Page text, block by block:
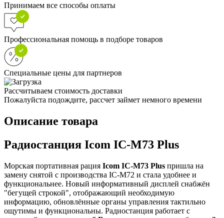
Принимаем все способы оплаты
Профессиональная помощь в подборе товаров
Специальные цены для партнеров
Рассчитываем стоимость доставки
Пожалуйста подождите, рассчет займет немного времени
Описание товара
Радиостанция Icom IC-M73 Plus
Морская портативная рация Icom IC-M73 Plus пришла на
замену снятой с производства IC-M72 и стала удобнее и
функциональнее. Новый информативный дисплей снабжён
"бегущей строкой", отображающий необходимую
информацию, обновлённые органы управления тактильно
ощутимы и функциональны. Радиостанция работает с